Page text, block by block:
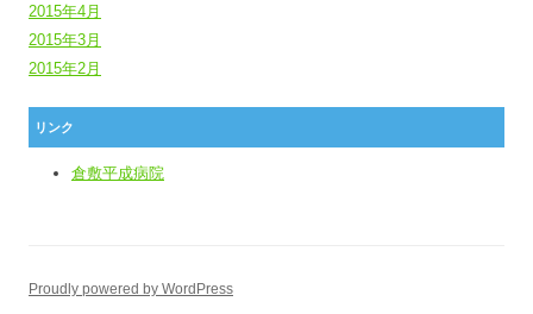
2015年4月
2015年3月
2015年2月
リンク
倉敷平成病院
Proudly powered by WordPress